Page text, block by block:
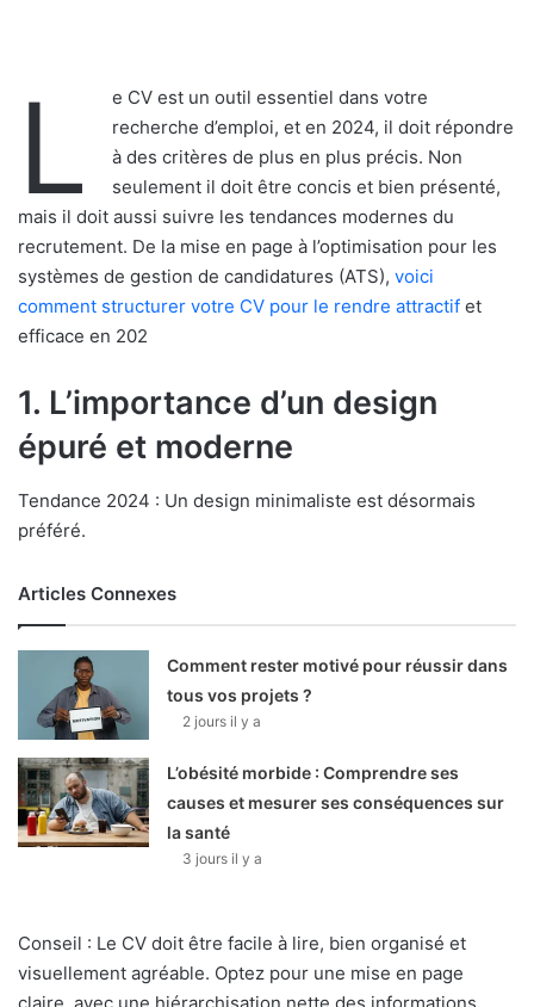
L
e CV est un outil essentiel dans votre
recherche d’emploi, et en 2024, il doit répondre
à des critères de plus en plus précis. Non
seulement il doit être concis et bien présenté,
mais il doit aussi suivre les tendances modernes du
recrutement. De la mise en page à l’optimisation pour les
systèmes de gestion de candidatures (ATS), voici
comment structurer votre CV pour le rendre attractif et
efficace en 202
1. L’importance d’un design
épuré et moderne
Tendance 2024 : Un design minimaliste est désormais
préféré.
Articles Connexes
Comment rester motivé pour réussir dans
tous vos projets ?
2 jours il y a
L’obésité morbide : Comprendre ses
causes et mesurer ses conséquences sur
la santé
3 jours il y a
Conseil : Le CV doit être facile à lire, bien organisé et
visuellement agréable. Optez pour une mise en page